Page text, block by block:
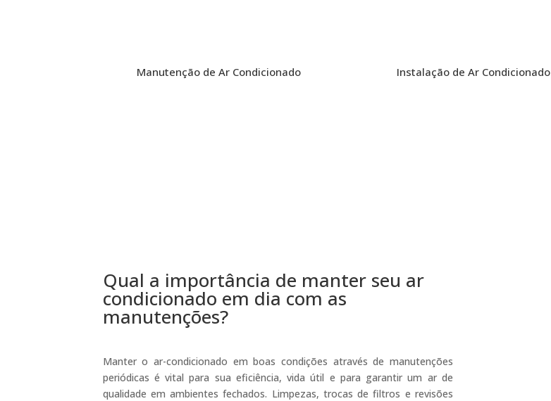
Manutenção de Ar Condicionado Instalação de Ar Condicionado
Qual a importância de manter seu ar
condicionado em dia com as
manutenções?
Manter o ar-condicionado em boas condições através de manutenções
periódicas é vital para sua eficiência, vida útil e para garantir um ar de
qualidade em ambientes fechados. Limpezas, trocas de filtros e revisões